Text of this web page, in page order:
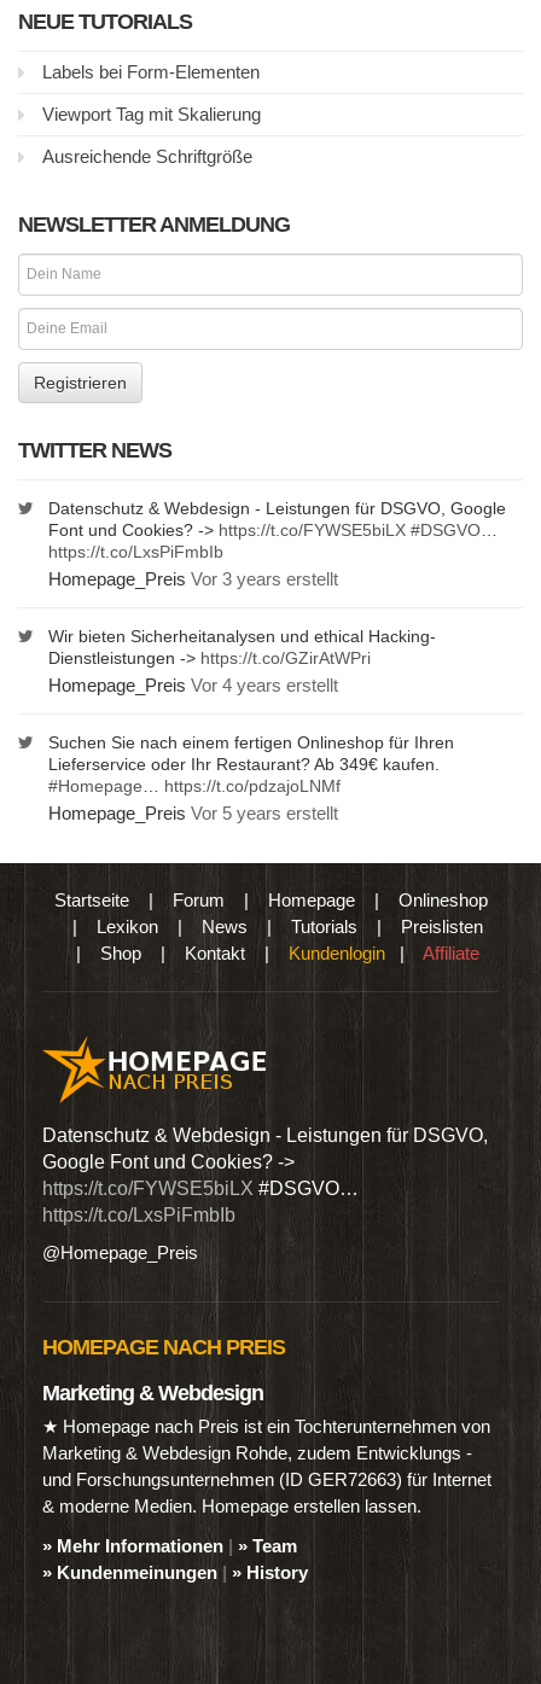
NEUE TUTORIALS
Labels bei Form-Elementen
Viewport Tag mit Skalierung
Ausreichende Schriftgröße
NEWSLETTER ANMELDUNG
TWITTER NEWS
Datenschutz & Webdesign - Leistungen für DSGVO, Google
Font und Cookies? -> https://t.co/FYWSE5biLX #DSGVO
https://t.co/LxsPiFmbIb
Homepage_Preis Vor 3 years erstellt
Wir bieten Sicherheitanalysen und ethical Hacking-
Dienstleistungen -> https://t.co/GZirAtWPri
Homepage_Preis Vor 4 years erstellt
Suchen Sie nach einem fertigen Onlineshop für Ihren
Lieferservice oder Ihr Restaurant? Ab 349€ kaufen.
#Homepage
https://t.co/pdzajoLNMf
Homepage_Preis Vor 5 years erstellt
Startseite| Forum | Homepage| Onlineshop
| Lexikon | News | Tutorials | Preislisten
| Shop | Kontakt | Kundenlogin | Affiliate
Datenschutz & Webdesign - Leistungen für DSGVO,
Google Font und Cookies? ->
https://t.co/FYWSE5biLX #DSGVO…
https://t.co/LxsPiFmbIb
@Homepage_Preis
HOMEPAGE NACH PREIS
Marketing & Webdesign
★ Homepage nach Preis ist ein Tochterunternehmen von
Marketing & Webdesign Rohde, zudem Entwicklungs -
und Forschungsunternehmen (ID GER72663) für Internet
& moderne Medien. Homepage erstellen lassen.
» Mehr Informationen | » Team
» Kundenmeinungen | » History